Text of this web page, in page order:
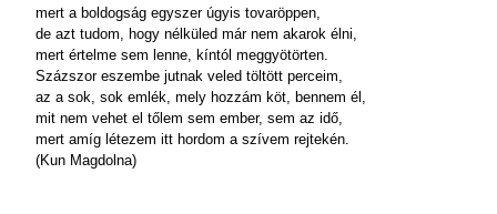
mert a boldogság egyszer úgyis tovaröppen,
de azt tudom, hogy nélküled már nem akarok élni,
mert értelme sem lenne, kíntól meggyötörten.
Százszor eszembe jutnak veled töltött perceim,
az a sok, sok emlék, mely hozzám köt, bennem él,
mit nem vehet el tőlem sem ember, sem az idő,
mert amíg létezem itt hordom a szívem rejtekén.
(Kun Magdolna)